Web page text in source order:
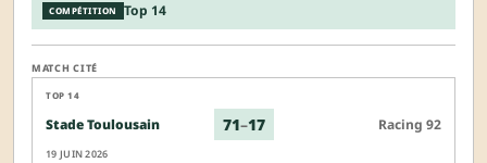
COMPÉTITION Top 14
MATCH CITÉ
TOP 14
Stade Toulousain 71–17 Racing 92
19 JUIN 2026